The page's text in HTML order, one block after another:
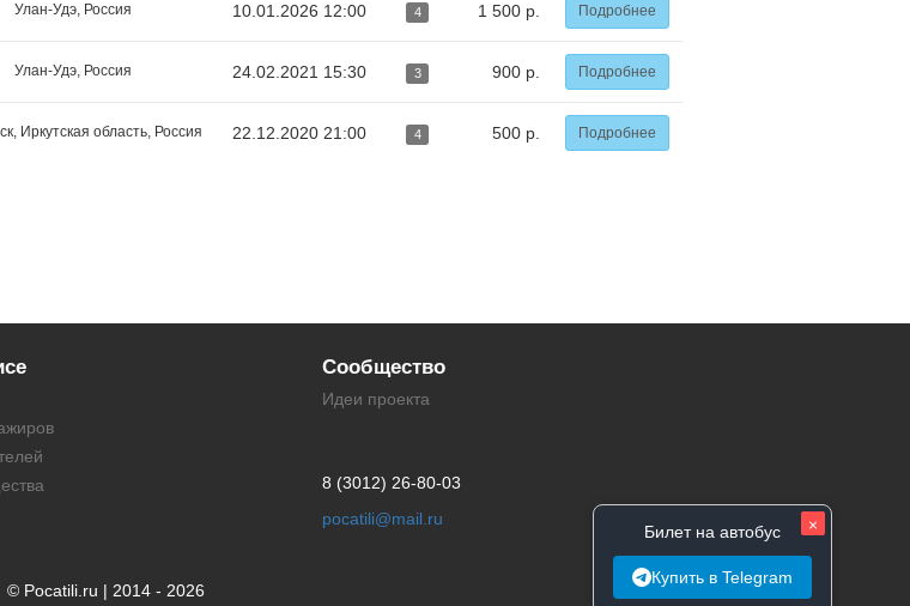
Улан-Удэ, Россия 10.01.2026 12:00 4 1 500 р. Подробнее
Улан-Удэ, Россия 24.02.2021 15:30 3 900 р. Подробнее
Иркутская область, Россия 22.12.2020 21:00 4 500 р. Подробнее
Сообщество
Идеи проекта
8 (3012) 26-80-03
pocatili@mail.ru
© Pocatili.ru | 2014 - 2026
×
Билет на автобус
Купить в Telegram